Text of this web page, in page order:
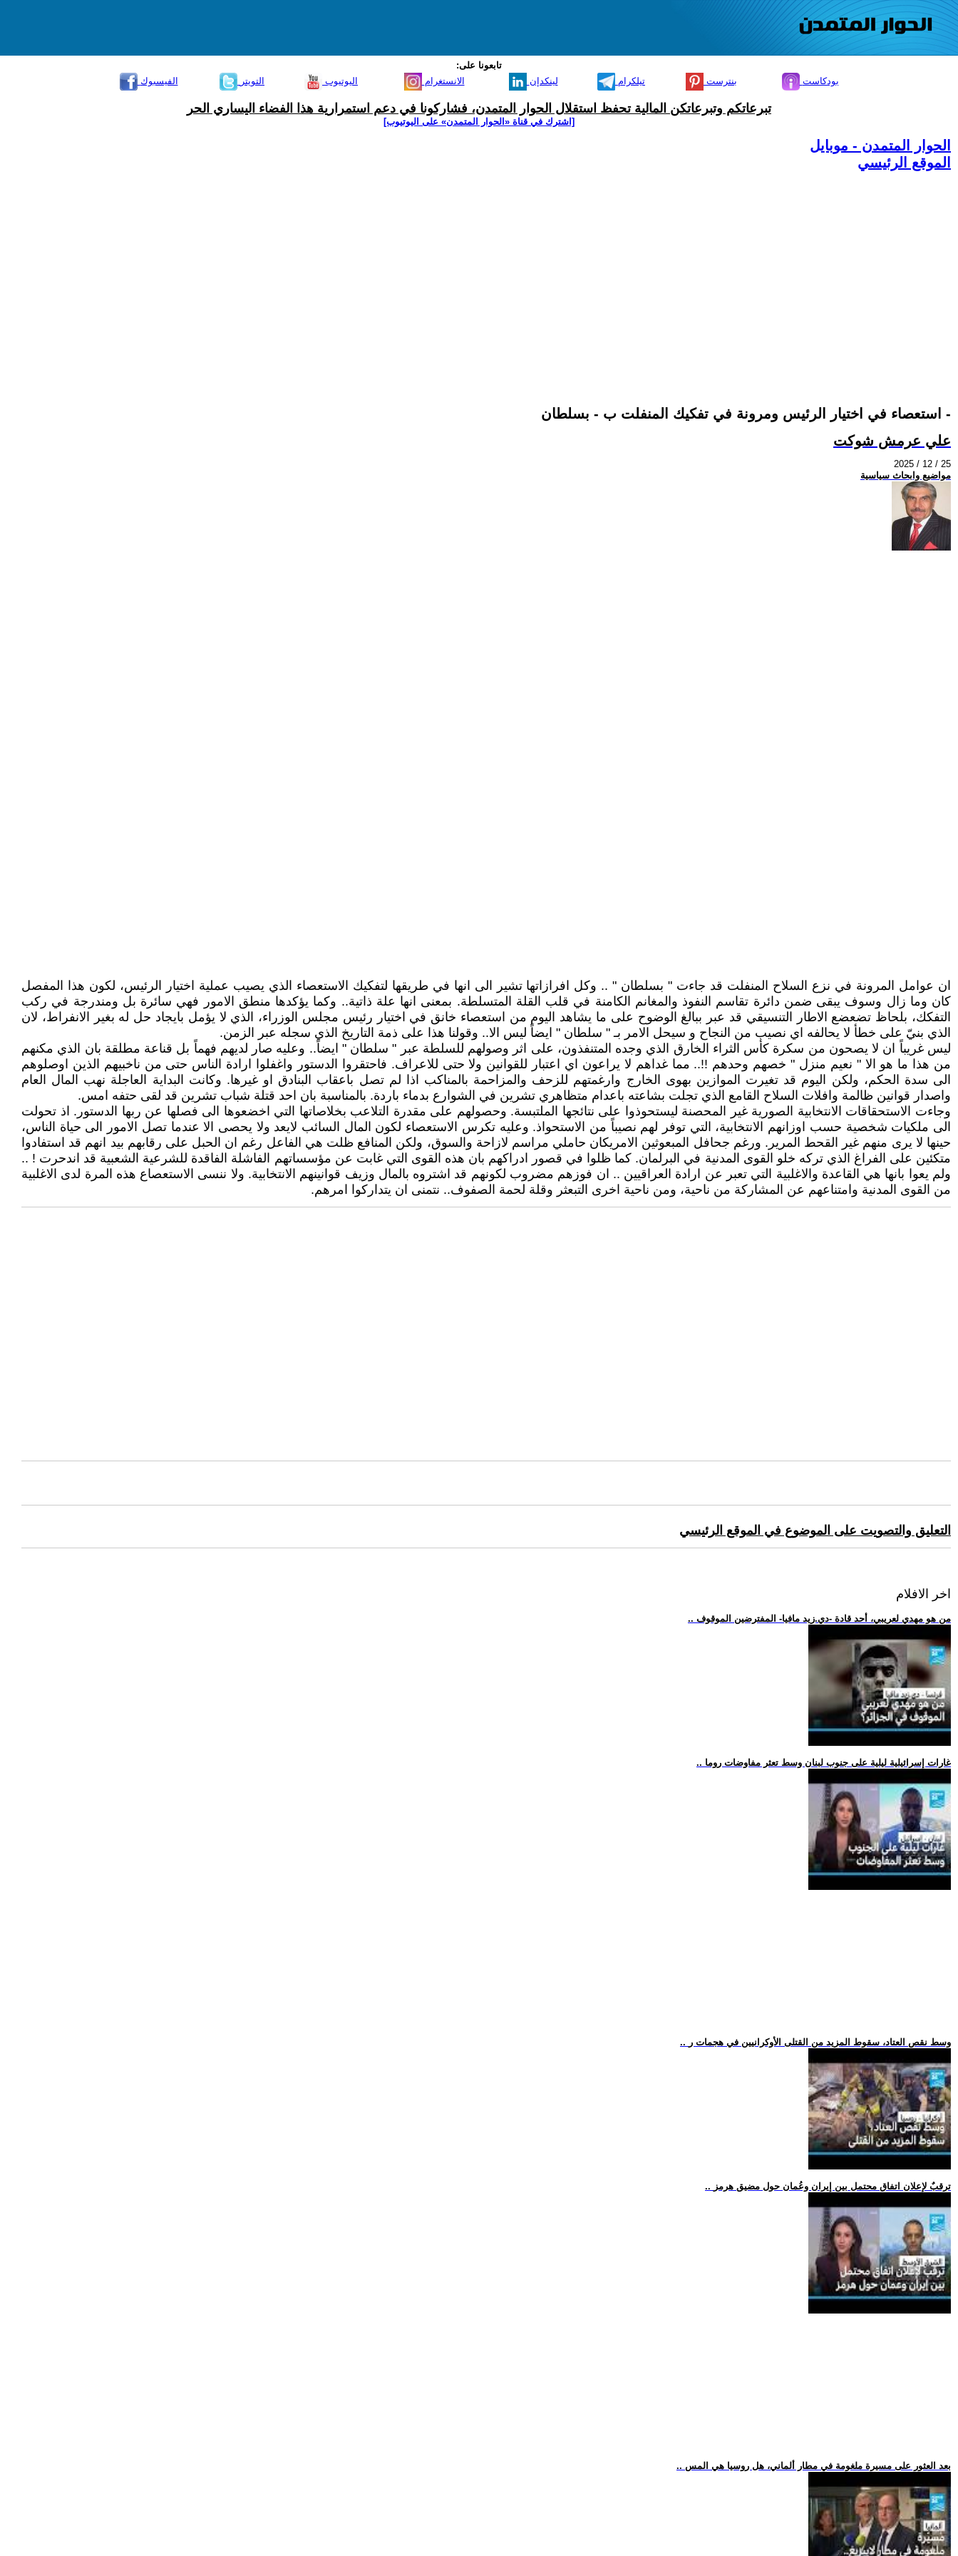
تابعونا على:
الفيسبوك
التويتر اليوتيوب الانستغرام لينكدإن تيلكرام بنترست بودكاست
تبرعاتكم وتبرعاتكن المالية تحفظ استقلال الحوار المتمدن، فشاركونا في دعم استمرارية هذا الفضاء اليساري الحر
[اشترك في قناة ‫«الحوار المتمدن» على اليوتيوب]
الحوار المتمدن - موبايل
الموقع الرئيسي
استعصاء في اختيار الرئيس ومرونة في تفكيك المنفلت ب - بسلطان -
علي عرمش شوكت
2025 / 12 / 25
مواضيع وابحاث سياسية
ان عوامل المرونة في نزع السلاح المنفلت قد جاءت " بسلطان " .. وكل افرازاتها تشير الى انها في طريقها لتفكيك الاستعصاء الذي يصيب عملية اختيار الرئيس، لكون هذا المفصل
كان وما زال وسوف يبقى ضمن دائرة تقاسم النفوذ والمغانم الكامنة في قلب القلة المتسلطة. بمعنى انها علة ذاتية.. وكما يؤكدها منطق الامور فهي سائرة بل ومندرجة في ركب
التفكك، بلحاظ تضعضع الاطار التنسيقي قد عبر ببالغ الوضوح على ما يشاهد اليوم من استعصاء خانق في اختيار رئيس مجلس الوزراء، الذي لا يؤمل بايجاد حل له بغير الانفراط، لان
الذي بنيّ على خطأ لا يحالفه اي نصيب من النجاح و سيحل الامر بـ " سلطان " ايضاً ليس الا.. وقولنا هذا على ذمة التاريخ الذي سجله عبر الزمن.
ليس غريباً ان لا يصحون من سكرة كأس الثراء الخارق الذي وجده المتنفذون، على اثر وصولهم للسلطة عبر " سلطان " ايضاً.. وعليه صار لديهم فهماً بل قناعة مطلقة بان الذي مكنهم
من هذا ما هو الا " نعيم منزل " خصهم وحدهم !!.. مما غداهم لا يراعون اي اعتبار للقوانين ولا حتى للاعراف. فاحتقروا الدستور واغفلوا ارادة الناس حتى من ناخبيهم الذين اوصلوهم
الى سدة الحكم، ولكن اليوم قد تغيرت الموازين بهوى الخارج وارغمتهم للزحف والمزاحمة بالمناكب اذا لم تصل باعقاب البنادق او غيرها. وكانت البداية العاجلة نهب المال العام
واصدار قوانين ظالمة وافلات السلاح القامع الذي تجلت بشاعته باعدام متظاهري تشرين في الشوارع بدماء باردة. بالمناسبة بان احد قتلة شباب تشرين قد لقى حتفه امس.
وجاءت الاستحقاقات الانتخابية الصورية غير المحصنة ليستحوذوا على نتائجها الملتبسة. وحصولهم على مقدرة التلاعب بخلاصاتها التي اخضعوها الى فصلها عن ربها الدستور. اذ تحولت
الى ملكيات شخصية حسب اوزانهم الانتخابية، التي توفر لهم نصيباً من الاستحواذ. وعليه تكرس الاستعصاء لكون المال السائب لايعد ولا يحصى الا عندما تصل الامور الى حياة الناس،
حينها لا يرى منهم غير القحط المرير. ورغم جحافل المبعوثين الامريكان حاملي مراسم لازاحة والسوق، ولكن المنافع ظلت هي الفاعل رغم ان الحبل على رقابهم بيد انهم قد استفادوا
متكئين على الفراغ الذي تركه خلو القوى المدنية في البرلمان. كما ظلوا في قصور ادراكهم بان هذه القوى التي غابت عن مؤسساتهم الفاشلة الفاقدة للشرعية الشعبية قد اندحرت ! ..
ولم يعوا بانها هي القاعدة والاغلبية التي تعبر عن ارادة العراقيين .. ان فوزهم مضروب لكونهم قد اشتروه بالمال وزيف قوانينهم الانتخابية. ولا ننسى الاستعصاع هذه المرة لدى الاغلبية
من القوى المدنية وامتناعهم عن المشاركة من ناحية، ومن ناحية اخرى التبعثر وقلة لحمة الصفوف.. نتمنى ان يتداركوا امرهم.
التعليق والتصويت على الموضوع في الموقع الرئيسي
اخر الافلام
.. من هو مهدي لعريبي، أحد قادة -دي.زيد مافيا- المفترضين الموقوف
.. غارات إسرائيلية ليلية على جنوب لبنان وسط تعثر مفاوضات روما
.. وسط نقص العتاد، سقوط المزيد من القتلى الأوكرانيين في هجمات ر
.. ترقبٌ لإعلان اتفاق محتمل بين إيران وعُمان حول مضيق هرمز
.. بعد العثور على مسيرة ملغومة في مطار ألماني، هل روسيا هي المس